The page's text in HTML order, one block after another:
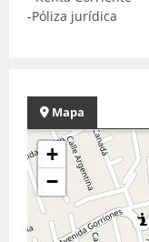
-Póliza jurídica
Mapa
+
−